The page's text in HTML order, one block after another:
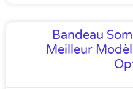
Bandeau
Meilleur